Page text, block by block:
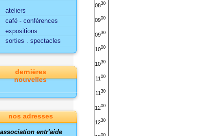
0830
0900
0930
1000
1030
11 00
11 30
1200
1230
00
ateliers
café - conférences
expositions
sorties . spectacles
dernières
nouvelles
nos adresses
association entr'aide